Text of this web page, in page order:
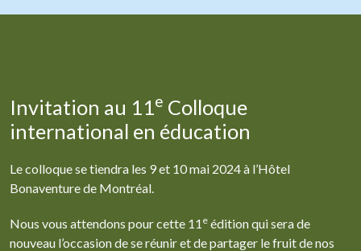
Invitation au 11 e Colloque
international en éducation
Le colloque se tiendra les 9 et 10 mai 2024 à l’Hôtel
Bonaventure de Montréal.
Nous vous attendons pour cette 11 e édition qui sera de
nouveau l’occasion de se réunir et de partager le fruit de nos